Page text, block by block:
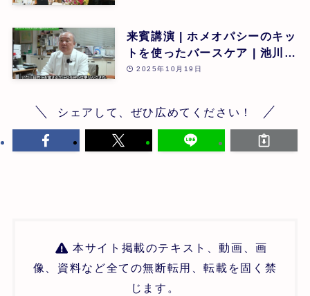
来賓講演 | ホメオパシーのキッ
トを使ったバースケア | 池川
明 | 第26回
2025年10月19日
シェアして、ぜひ広めてください！
本サイト掲載のテキスト、動画、画
像、資料など全ての無断転用、転載を固く禁
じます。